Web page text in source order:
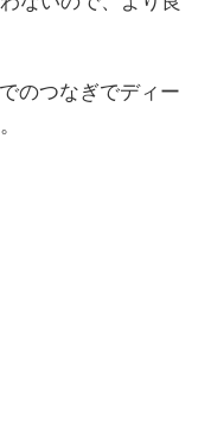
のつなぎでディー